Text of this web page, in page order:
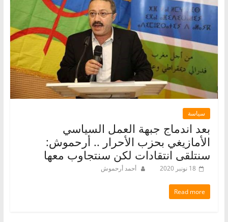
سياسة
بعد اندماج جبهة العمل السياسي
الأمازيغي بحزب الأحرار .. أرحموش:
سنتلقى انتقادات لكن سنتجاوب معها
18 نونبر 2020 أحمد أرحموش
Read more